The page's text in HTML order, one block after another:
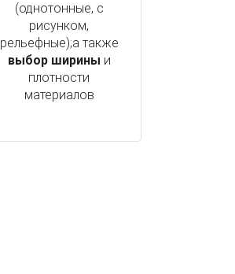
(однотонные, с
рисунком,
рельефные);а также
выбор ширины и
плотности
материалов